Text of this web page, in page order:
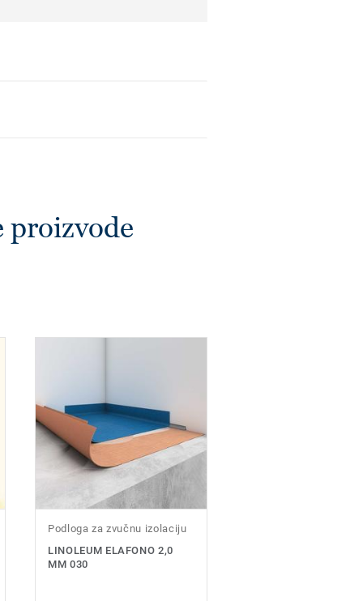
proizvode
Podloga za zvučnu izolaciju
LINOLEUM ELAFONO 2,0
MM 030